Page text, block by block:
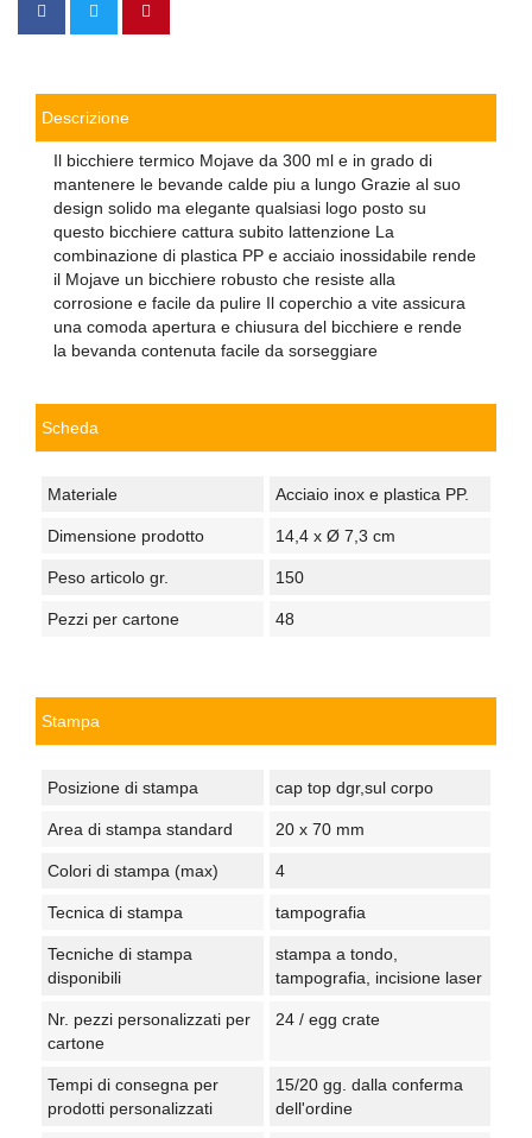
Descrizione
Il bicchiere termico Mojave da 300 ml e in grado di
mantenere le bevande calde piu a lungo Grazie al suo
design solido ma elegante qualsiasi logo posto su
questo bicchiere cattura subito lattenzione La
combinazione di plastica PP e acciaio inossidabile rende
il Mojave un bicchiere robusto che resiste alla
corrosione e facile da pulire Il coperchio a vite assicura
una comoda apertura e chiusura del bicchiere e rende
la bevanda contenuta facile da sorseggiare
Scheda
Materiale Acciaio inox e plastica PP.
Dimensione prodotto 14,4 x Ø 7,3 cm
Peso articolo gr. 150
Pezzi per cartone 48
Stampa
Posizione di stampa cap top dgr,sul corpo
Area di stampa standard 20 x 70 mm
Colori di stampa (max) 4
Tecnica di stampa tampografia
Tecniche di stampa
disponibili
stampa a tondo,
tampografia, incisione laser
Nr. pezzi personalizzati per
cartone
24 / egg crate
Tempi di consegna per
prodotti personalizzati
15/20 gg. dalla conferma
dell'ordine